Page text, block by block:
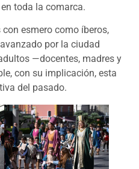
toda la comarca.
esmero como íberos,
por la ciudad
—docentes, madres y
con su implicación, esta
del pasado.